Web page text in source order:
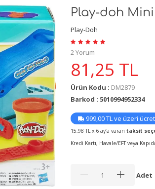
Play-doh
Play-Doh
2 Yorum
81,25 TL
Ürün Kodu : DM2879
Barkod : 5010994952334
999,00 TL ve üzeri
15,98 TL x 6 ay’a varan taksit
Kredi Kartı, Havale/EFT veya
Adet